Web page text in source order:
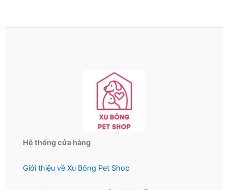
Hệ thống cửa hàng
Giới thiệu về Xu Bông Pet Shop